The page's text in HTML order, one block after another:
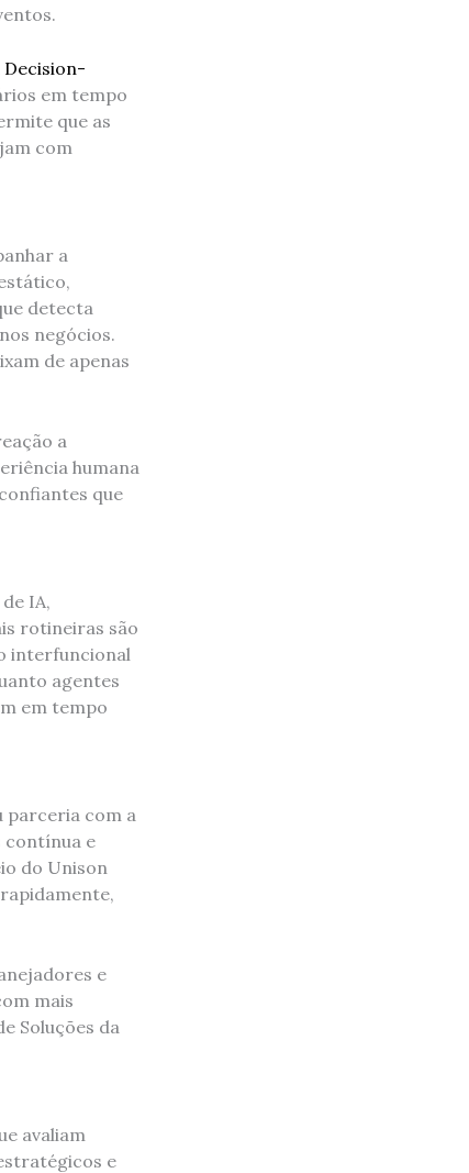
Decision-
em tempo
que as
com
a
detecta
negócios.
de apenas
a
humana
que
IA,
rotineiras são
interfuncional
agentes
em tempo
parceria com a
contínua e
do Unison
e
mais
Soluções da
avaliam
e